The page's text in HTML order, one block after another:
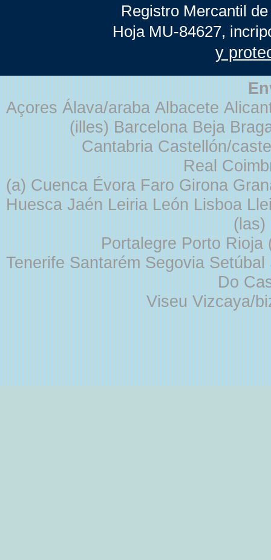
Registro Mercantil
Hoja MU-84627,
y
Açores Álava/araba Albacete
(illes) Barcelona Beja
Cantabria Castellón/
Real
(a) Cuenca Évora Faro Girona
Huesca Jaén Leiria León Lisboa
Portalegre Porto
Tenerife Santarém Segovia
Do
Viseu Vizcaya/